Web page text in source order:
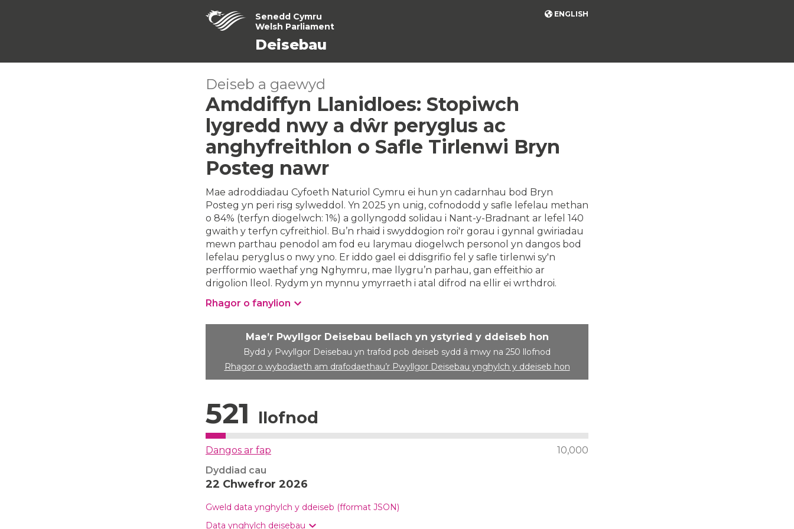
ENGLISH
Senedd Cymru
Welsh Parliament
Deisebau
Deiseb a gaewyd
Amddiffyn Llanidloes: Stopiwch
lygredd nwy a dŵr peryglus ac
anghyfreithlon o Safle Tirlenwi Bryn
Posteg nawr
Mae adroddiadau Cyfoeth Naturiol Cymru ei hun yn cadarnhau bod Bryn
Posteg yn peri risg sylweddol. Yn 2025 yn unig, cofnododd y safle lefelau methan
o 84% (terfyn diogelwch: 1%) a gollyngodd solidau i Nant-y-Bradnant ar lefel 140
gwaith y terfyn cyfreithiol. Bu’n rhaid i swyddogion roi'r gorau i gynnal gwiriadau
mewn parthau penodol am fod eu larymau diogelwch personol yn dangos bod
lefelau peryglus o nwy yno. Er iddo gael ei ddisgrifio fel y safle tirlenwi sy'n
perfformio waethaf yng Nghymru, mae llygru’n parhau, gan effeithio ar
drigolion lleol. Rydym yn mynnu ymyrraeth i atal difrod na ellir ei wrthdroi.
Rhagor o fanylion
Mae’r Pwyllgor Deisebau bellach yn ystyried y ddeiseb hon
Bydd y Pwyllgor Deisebau yn trafod pob deiseb sydd â mwy na 250 llofnod
Rhagor o wybodaeth am drafodaethau’r Pwyllgor Deisebau ynghylch y ddeiseb hon
521 llofnod
Dangos ar fap
10,000
Dyddiad cau
22 Chwefror 2026
Gweld data ynghylch y ddeiseb (fformat JSON)
Data ynghylch deisebau